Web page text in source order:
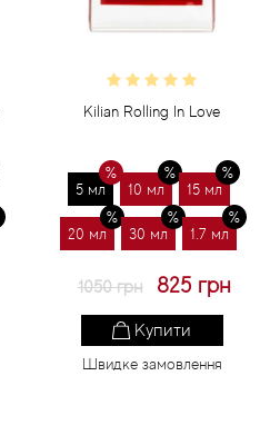
Kilian Rolling In Love
5 мл 10 мл 15 мл
20 мл 30 мл 1.7 мл
1050 грн 825 грн
Купити
Швидке замовлення